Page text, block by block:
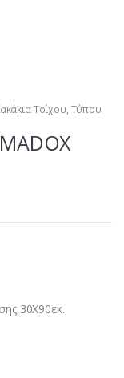
Τοίχου, Τύπου
30X90εκ.